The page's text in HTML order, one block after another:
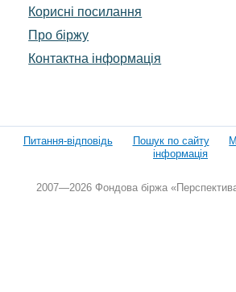
Корисні посилання
Про біржу
Контактна інформація
Питання-відповідь Пошук по сайту
інформація
2007—2026 Фондова біржа